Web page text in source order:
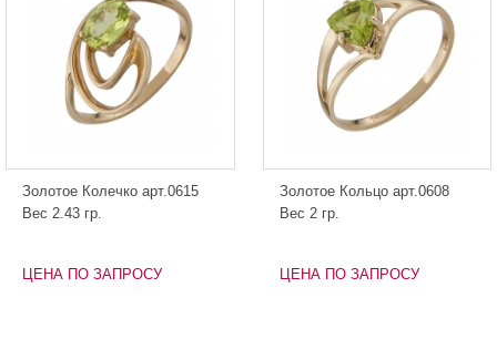
Золотое Колечко арт.0615
Вес 2.43 гр.
ЦЕНА ПО ЗАПРОСУ
Золотое Кольцо арт.0608
Вес 2 гр.
ЦЕНА ПО ЗАПРОСУ